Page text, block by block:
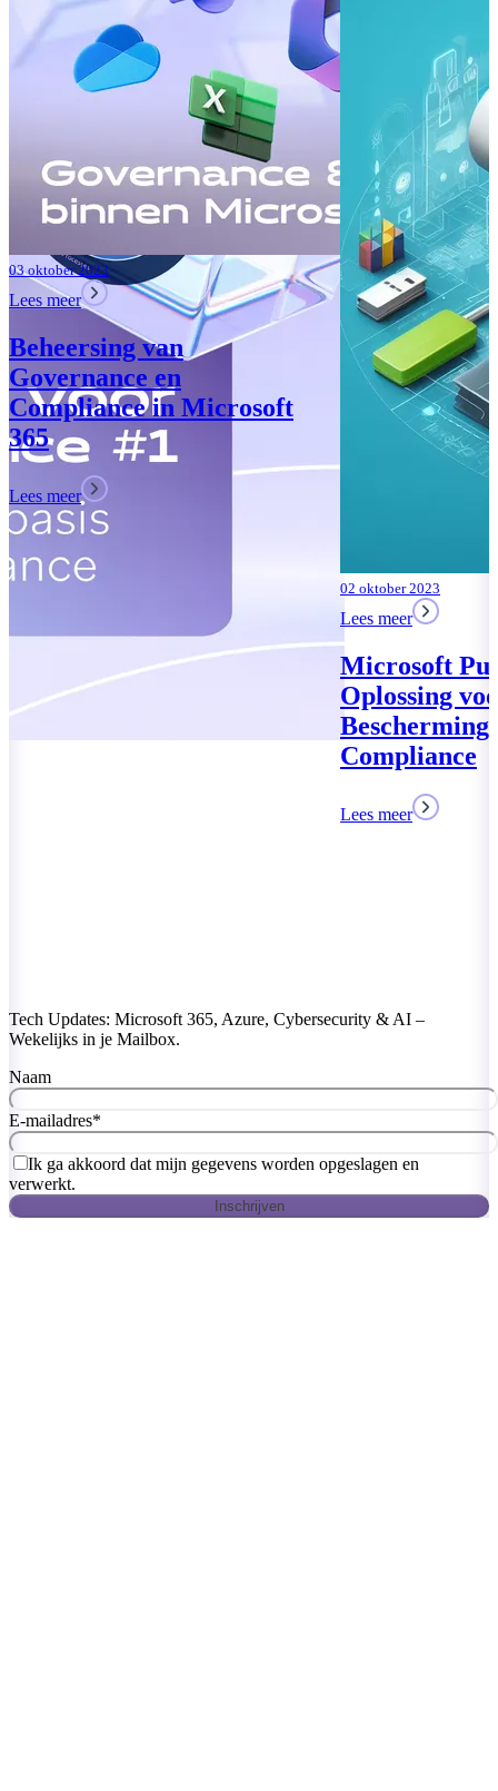
Microsoft Purview: Uw
Oplossing voor Data
Teams: Wat
Tech Updates: Microsoft 365, Azure, Cybersecurity & AI –
Wekelijks in je Mailbox.
Naam
E-mailadres*
Ik ga akkoord dat mijn gegevens worden opgeslagen en
verwerkt.
Inschrijven